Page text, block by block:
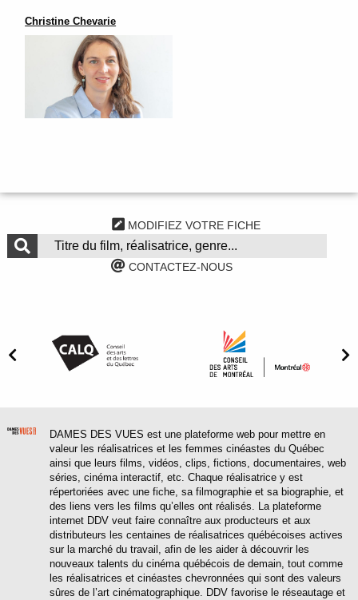
Christine Chevarie
MODIFIEZ VOTRE FICHE
CONTACTEZ-NOUS
DAMES DES VUES est une plateforme web pour mettre en
valeur les réalisatrices et les femmes cinéastes du Québec
ainsi que leurs films, vidéos, clips, fictions, documentaires, web
séries, cinéma interactif, etc. Chaque réalisatrice y est
répertoriées avec une fiche, sa filmographie et sa biographie, et
des liens vers les films qu’elles ont réalisés. La plateforme
internet DDV veut faire connaître aux producteurs et aux
distributeurs les centaines de réalisatrices québécoises actives
sur la marché du travail, afin de les aider à découvrir les
nouveaux talents du cinéma québécois de demain, tout comme
les réalisatrices et cinéastes chevronnées qui sont des valeurs
sûres de l’art cinématographique. DDV favorise le réseautage et